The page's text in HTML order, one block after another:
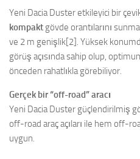
Yeni Dacia Duster etkileyici bir
kompakt gövde orantılarını
ve 2 m genişlik[2]. Yüksek
görüş açısında sahip olup,
önceden rahatlıkla görebiliyor.
Gerçek bir “off-road” aracı
Yeni Dacia Duster güçlendirilmiş
off-road araç açıları ile hem off-
uygun.